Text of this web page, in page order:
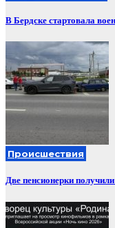
В Бердске стартовала
Происшествия
Две пенсионерки